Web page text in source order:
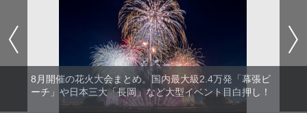
8月開催の花火大会まとめ。国内最大級2.4万発「幕張ビ
ーチ」や日本三大「長岡」など大型イベント目白押し！